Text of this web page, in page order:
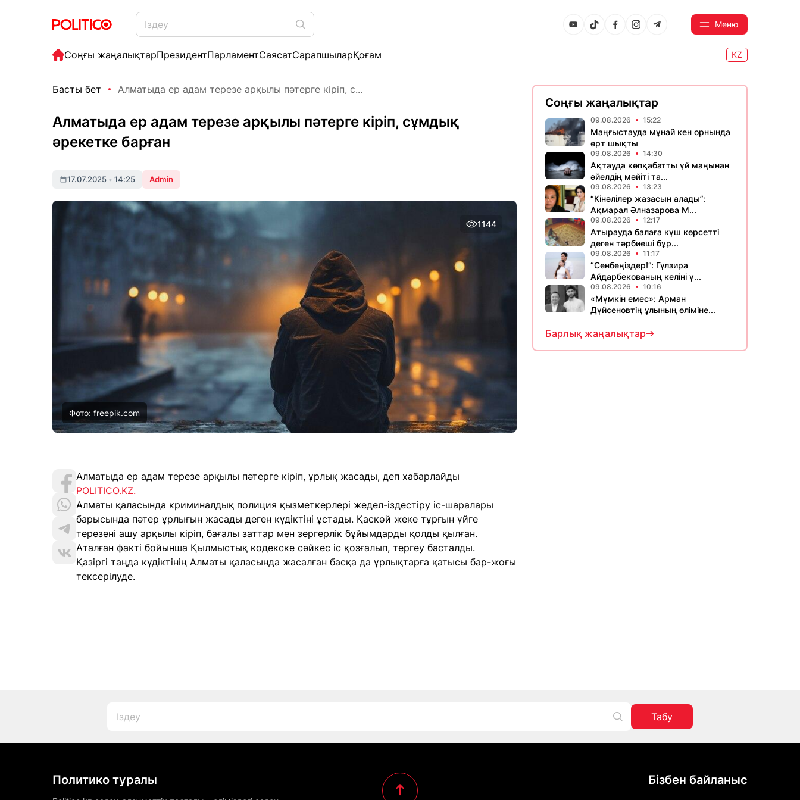
Меню
Соңғы жаңалықтарПрезидентПарламентСаясатСарапшыларҚоғам KZ
Басты бет Алматыда ер адам терезе арқылы пәтерге кіріп, с...
Алматыда ер адам терезе арқылы пәтерге кіріп, сұмдық
әрекетке барған
17.07.2025 • 14:25 Admin
1144
Фото: freepik.com
Алматыда ер адам терезе арқылы пәтерге кіріп, ұрлық жасады, деп хабарлайды
POLITICO.KZ.
Алматы қаласында криминалдық полиция қызметкерлері жедел-іздестіру іс-шаралары
барысында пәтер ұрлығын жасады деген күдіктіні ұстады. Қаскөй жеке тұрғын үйге
терезені ашу арқылы кіріп, бағалы заттар мен зергерлік бұйымдарды қолды қылған.
Аталған факті бойынша Қылмыстық кодекске сәйкес іс қозғалып, тергеу басталды.
Қазіргі таңда күдіктінің Алматы қаласында жасалған басқа да ұрлықтарға қатысы бар-жоғы
тексерілуде.
Соңғы жаңалықтар
09.08.2026 15:22
Маңғыстауда мұнай кен орнында
өрт шықты
09.08.2026 14:30
Ақтауда көпқабатты үй маңынан
әйелдің мәйіті та...
09.08.2026 13:23
“Кінәлілер жазасын алады”:
Ақмарал Әлназарова М...
09.08.2026 12:17
Атырауда балаға күш көрсетті
деген тәрбиеші бұр...
09.08.2026 11:17
“Сенбеңіздер!”: Гүлзира
Айдарбекованың келіні ү...
09.08.2026 10:16
«Мүмкін емес»: Арман
Дүйсеновтің ұлының өліміне...
Барлық жаңалықтар
Табу
Политико туралы Бізбен байланыс